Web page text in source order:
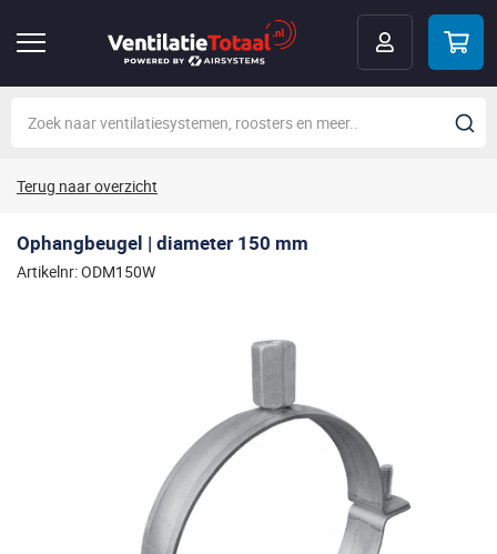
Terug naar overzicht
Ophangbeugel | diameter 150 mm
Artikelnr: ODM150W